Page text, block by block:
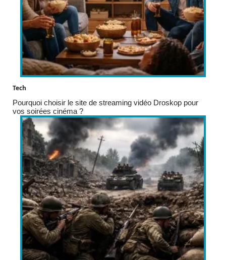
Tech
Pourquoi choisir le site de streaming vidéo Droskop pour
vos soirées cinéma ?